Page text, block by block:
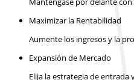
Maximizar la Rentabilidad
Aumente los ingresos y la
Expansión de Mercado
Elija la estrategia de